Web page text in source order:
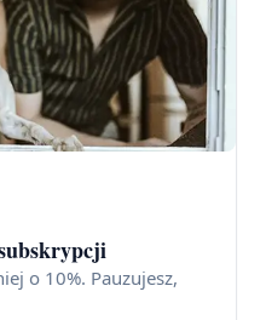
o 10%. Pauzujesz,